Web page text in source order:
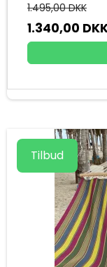
1.495,00 DKK
1.340,00
Tilbud